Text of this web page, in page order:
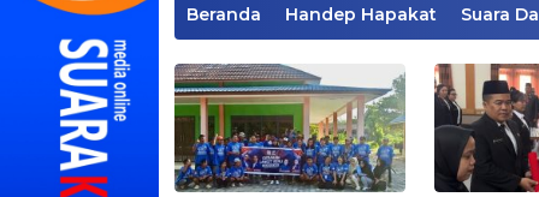
Beranda Handep Hapakat Suara